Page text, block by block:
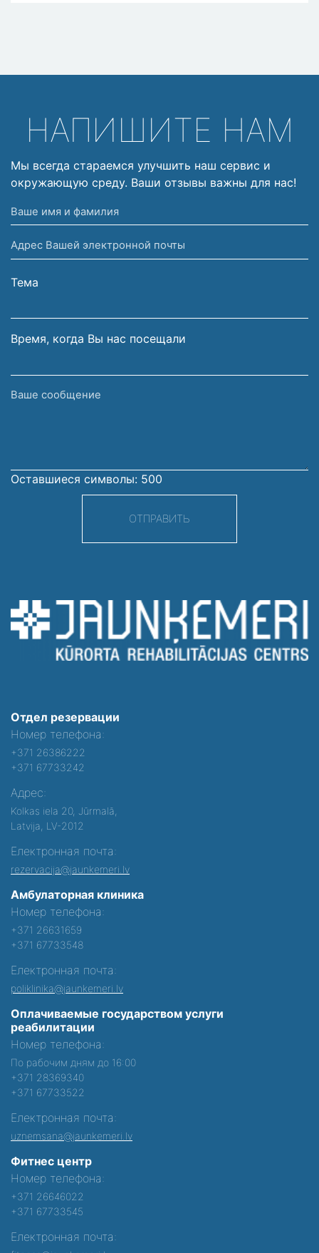
НАПИШИТЕ НАМ
Мы всегда стараемся улучшить наш сервис и
окружающую среду. Ваши отзывы важны для нас!
Ваше
имя
и
фамилия
Адрес
Вашей
электронной
Тема
Время, когда Вы нас посещали
Ваше
Оставшиеся символы: 500
ОТПРАВИТЬ
Отдел резервации
Номер телефона:
+371 26386222
+371 67733242
Адрес:
Kolkas iela 20, Jūrmalā,
Latvija, LV-2012
Електронная почта:
rezervacija@jaunkemeri.lv
Амбулаторная клиника
Номер телефона:
+371 26631659
+371 67733548
Електронная почта:
poliklinika@jaunkemeri.lv
Оплачиваемые государством услуги
реабилитации
Номер телефона:
По рабочим дням до 16:00
+371 28369340
+371 67733522
Електронная почта:
uznemsana@jaunkemeri.lv
Фитнес центр
Номер телефона:
+371 26646022
+371 67733545
Електронная почта: